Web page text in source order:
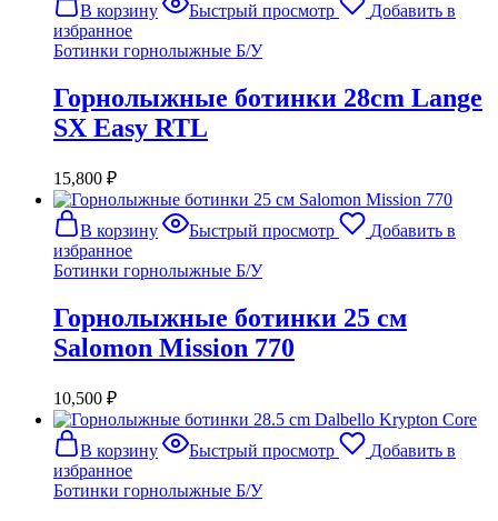
В корзину Быстрый просмотр
Добавить в
избранное
Ботинки горнолыжные Б/У
Горнолыжные ботинки 28cm Lange
SX Easy RTL
15,800 ₽
В корзину Быстрый просмотр
Добавить в
избранное
Ботинки горнолыжные Б/У
Горнолыжные ботинки 25 см
Salomon Mission 770
10,500 ₽
В корзину Быстрый просмотр
Добавить в
избранное
Ботинки горнолыжные Б/У